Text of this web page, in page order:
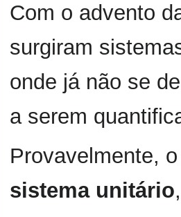
Com o advento
surgiram
onde já não se
a serem
Provavelmente,
sistema unitário